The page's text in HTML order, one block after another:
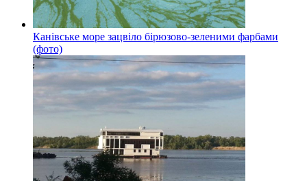
Канівське море зацвіло бірюзово-зеленими фарбами
(фото)